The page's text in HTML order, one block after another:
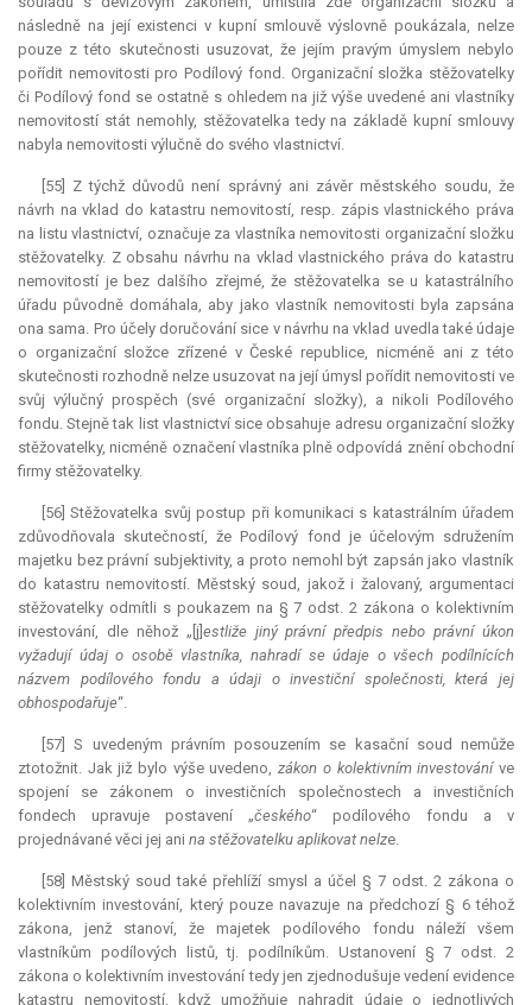
následně na její existenci v kupní smlouvě výslovně poukázala, nelze
pouze z této skutečnosti usuzovat, že jejím pravým úmyslem nebylo
pořídit nemovitosti pro Podílový fond. Organizační složka stěžovatelky
či Podílový fond se ostatně s ohledem na již výše uvedené ani vlastníky
nemovitostí stát nemohly, stěžovatelka tedy na základě kupní smlouvy
nabyla nemovitosti výlučně do svého vlastnictví.
[55] Z týchž důvodů není správný ani závěr městského soudu, že
návrh na vklad do katastru nemovitostí, resp. zápis vlastnického práva
na listu vlastnictví, označuje za vlastníka nemovitosti organizační složku
stěžovatelky. Z obsahu návrhu na vklad vlastnického práva do katastru
nemovitostí je bez dalšího zřejmé, že stěžovatelka se u katastrálního
úřadu původně domáhala, aby jako vlastník nemovitosti byla zapsána
ona sama. Pro účely doručování sice v návrhu na vklad uvedla také údaje
o organizační složce zřízené v České republice, nicméně ani z této
skutečnosti rozhodně nelze usuzovat na její úmysl pořídit nemovitosti ve
svůj výlučný prospěch (své organizační složky), a nikoli Podílového
fondu. Stejně tak list vlastnictví sice obsahuje adresu organizační složky
stěžovatelky, nicméně označení vlastníka plně odpovídá znění obchodní
firmy stěžovatelky.
[56] Stěžovatelka svůj postup při komunikaci s katastrálním úřadem
zdůvodňovala skutečností, že Podílový fond je účelovým sdružením
majetku bez právní subjektivity, a proto nemohl být zapsán jako vlastník
do katastru nemovitostí. Městský soud, jakož i žalovaný, argumentaci
stěžovatelky odmítli s poukazem na § 7 odst. 2 zákona o kolektivním
investování, dle něhož „[j] estliže jiný právní předpis nebo právní úkon
vyžadují údaj o osobě vlastníka, nahradí se údaje o všech podílnících
názvem podílového fondu a údaji o investiční společnosti, která jej
obhospodařuje“.
[57] S uvedeným právním posouzením se kasační soud nemůže
ztotožnit. Jak již bylo výše uvedeno,zákon o kolektivním investováníve
spojení se zákonem o investičních společnostech a investičních
fondech upravuje postavení „českého“ podílového fondu a v
projednávané věci jej ani na stěžovatelku aplikovat nelze.
[58] Městský soud také přehlíží smysl a účel § 7 odst. 2 zákona o
kolektivním investování, který pouze navazuje na předchozí § 6 téhož
zákona, jenž stanoví, že majetek podílového fondu náleží všem
vlastníkům podílových listů, tj. podílníkům. Ustanovení § 7 odst. 2
zákona o kolektivním investování tedy jen zjednodušuje vedení evidence
katastru nemovitostí, když umožňuje nahradit údaje o jednotlivých